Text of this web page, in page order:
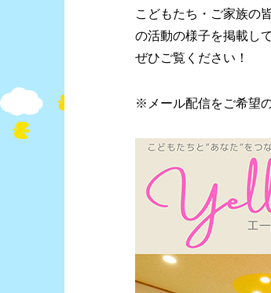
こどもたち・ご家族の
の活動の様子を掲載し
ぜひご覧ください！
※メール配信をご希望の